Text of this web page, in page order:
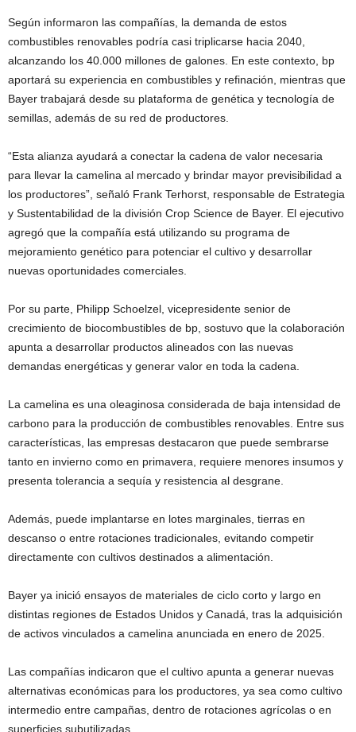
Según informaron las compañías, la demanda de estos
combustibles renovables podría casi triplicarse hacia 2040,
alcanzando los 40.000 millones de galones. En este contexto, bp
aportará su experiencia en combustibles y refinación, mientras que
Bayer trabajará desde su plataforma de genética y tecnología de
semillas, además de su red de productores.
“Esta alianza ayudará a conectar la cadena de valor necesaria
para llevar la camelina al mercado y brindar mayor previsibilidad a
los productores”, señaló Frank Terhorst, responsable de Estrategia
y Sustentabilidad de la división Crop Science de Bayer. El ejecutivo
agregó que la compañía está utilizando su programa de
mejoramiento genético para potenciar el cultivo y desarrollar
nuevas oportunidades comerciales.
Por su parte, Philipp Schoelzel, vicepresidente senior de
crecimiento de biocombustibles de bp, sostuvo que la colaboración
apunta a desarrollar productos alineados con las nuevas
demandas energéticas y generar valor en toda la cadena.
La camelina es una oleaginosa considerada de baja intensidad de
carbono para la producción de combustibles renovables. Entre sus
características, las empresas destacaron que puede sembrarse
tanto en invierno como en primavera, requiere menores insumos y
presenta tolerancia a sequía y resistencia al desgrane.
Además, puede implantarse en lotes marginales, tierras en
descanso o entre rotaciones tradicionales, evitando competir
directamente con cultivos destinados a alimentación.
Bayer ya inició ensayos de materiales de ciclo corto y largo en
distintas regiones de Estados Unidos y Canadá, tras la adquisición
de activos vinculados a camelina anunciada en enero de 2025.
Las compañías indicaron que el cultivo apunta a generar nuevas
alternativas económicas para los productores, ya sea como cultivo
intermedio entre campañas, dentro de rotaciones agrícolas o en
superficies subutilizadas.